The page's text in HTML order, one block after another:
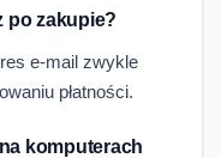
po zakupie?
e-mail zwykle
płatności.
komputerach